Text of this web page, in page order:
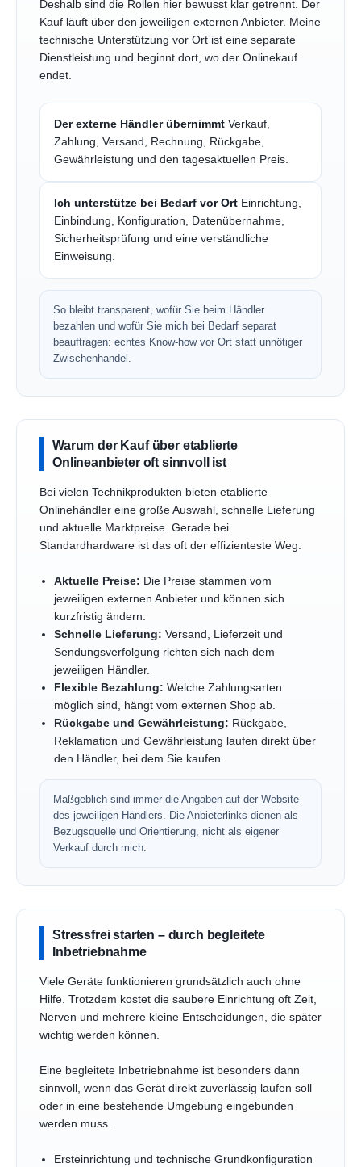
Deshalb sind die Rollen hier bewusst klar getrennt. Der
Kauf läuft über den jeweiligen externen Anbieter. Meine
technische Unterstützung vor Ort ist eine separate
Dienstleistung und beginnt dort, wo der Onlinekauf
endet.
Der externe Händler übernimmt Verkauf,
Zahlung, Versand, Rechnung, Rückgabe,
Gewährleistung und den tagesaktuellen Preis.
Ich unterstütze bei Bedarf vor Ort Einrichtung,
Einbindung, Konfiguration, Datenübernahme,
Sicherheitsprüfung und eine verständliche
Einweisung.
So bleibt transparent, wofür Sie beim Händler
bezahlen und wofür Sie mich bei Bedarf separat
beauftragen: echtes Know-how vor Ort statt unnötiger
Zwischenhandel.
Warum der Kauf über etablierte
Onlineanbieter oft sinnvoll ist
Bei vielen Technikprodukten bieten etablierte
Onlinehändler eine große Auswahl, schnelle Lieferung
und aktuelle Marktpreise. Gerade bei
Standardhardware ist das oft der effizienteste Weg.
Aktuelle Preise: Die Preise stammen vom
jeweiligen externen Anbieter und können sich
kurzfristig ändern.
Schnelle Lieferung: Versand, Lieferzeit und
Sendungsverfolgung richten sich nach dem
jeweiligen Händler.
Flexible Bezahlung: Welche Zahlungsarten
möglich sind, hängt vom externen Shop ab.
Rückgabe und Gewährleistung: Rückgabe,
Reklamation und Gewährleistung laufen direkt über
den Händler, bei dem Sie kaufen.
Maßgeblich sind immer die Angaben auf der Website
des jeweiligen Händlers. Die Anbieterlinks dienen als
Bezugsquelle und Orientierung, nicht als eigener
Verkauf durch mich.
Stressfrei starten – durch begleitete
Inbetriebnahme
Viele Geräte funktionieren grundsätzlich auch ohne
Hilfe. Trotzdem kostet die saubere Einrichtung oft Zeit,
Nerven und mehrere kleine Entscheidungen, die später
wichtig werden können.
Eine begleitete Inbetriebnahme ist besonders dann
sinnvoll, wenn das Gerät direkt zuverlässig laufen soll
oder in eine bestehende Umgebung eingebunden
werden muss.
Ersteinrichtung und technische Grundkonfiguration